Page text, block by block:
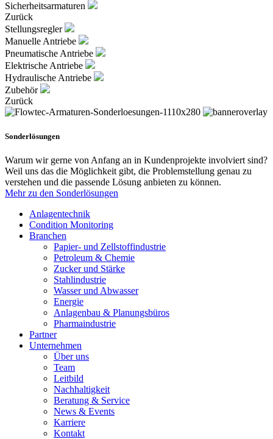
Sicherheitsarmaturen
Zurück
Stellungsregler
Manuelle Antriebe
Pneumatische Antriebe
Elektrische Antriebe
Hydraulische Antriebe
Zubehör
Zurück
Sonderlösungen
Warum wir gerne von Anfang an in Kundenprojekte involviert sind?
Weil uns das die Möglichkeit gibt, die Problemstellung genau zu
verstehen und die passende Lösung anbieten zu können.
Mehr zu den Sonderlösungen
Anlagentechnik
Condition Monitoring
Branchen
Papier- und Zellstoffindustrie
Petroleum & Chemie
Zucker und Stärke
Stahlindustrie
Wasser und Abwasser
Energie
Anlagenbau & Planungsbüros
Pharmaindustrie
Partner
Unternehmen
Über uns
Team
Leitbild
Nachhaltigkeit
Beratung & Service
News & Events
Karriere
Kontakt